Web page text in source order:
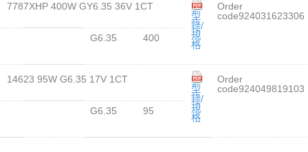
7787XHP 400W GY6.35 36V 1CT
型
錄/
規
格
Order
code924031623306
G6.35
400
14623 95W G6.35 17V 1CT
型
錄/
規
格
Order
code924049819103
G6.35
95